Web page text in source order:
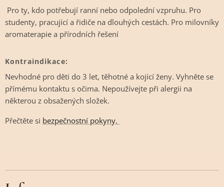
Pro ty, kdo potřebují ranní nebo odpolední vzpruhu. Pro
studenty, pracující a řidiče na dlouhých cestách. Pro milovníky
aromaterapie a přírodních řešení
Kontraindikace:
Nevhodné pro děti do 3 let, těhotné a kojící ženy. Vyhněte se
přímému kontaktu s očima. Nepoužívejte při alergii na
některou z obsažených složek.
Přečtěte si bezpečnostní pokyny.